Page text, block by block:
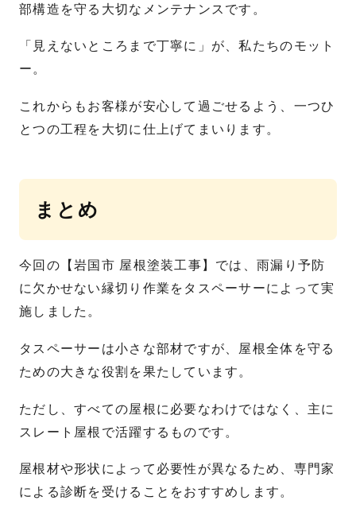
部構造を守る大切なメンテナンスです。
「見えないところまで丁寧に」が、私たちのモット
ー。
これからもお客様が安心して過ごせるよう、一つひ
とつの工程を大切に仕上げてまいります。
まとめ
今回の【岩国市 屋根塗装工事】では、雨漏り予防
に欠かせない縁切り作業をタスペーサーによって実
施しました。
タスペーサーは小さな部材ですが、屋根全体を守る
ための大きな役割を果たしています。
ただし、すべての屋根に必要なわけではなく、主に
スレート屋根で活躍するものです。
屋根材や形状によって必要性が異なるため、専門家
による診断を受けることをおすすめします。